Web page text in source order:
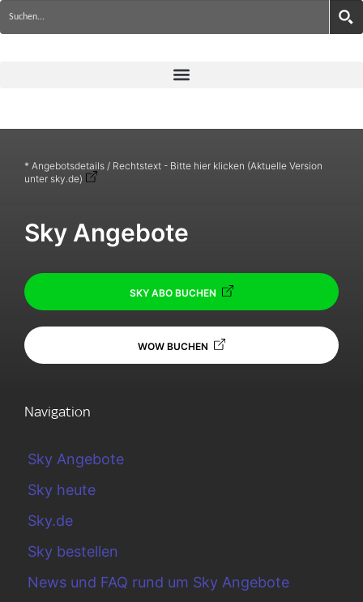
* Angebotsdetails / Rechtstext - Bitte hier klicken (Aktuelle Version
unter sky.de)
Sky Angebote
SKY ABO BUCHEN
WOW BUCHEN
Navigation
Sky Angebote
Sky heute
Sky.de
Sky bestellen
News und FAQ rund um Sky Angebote